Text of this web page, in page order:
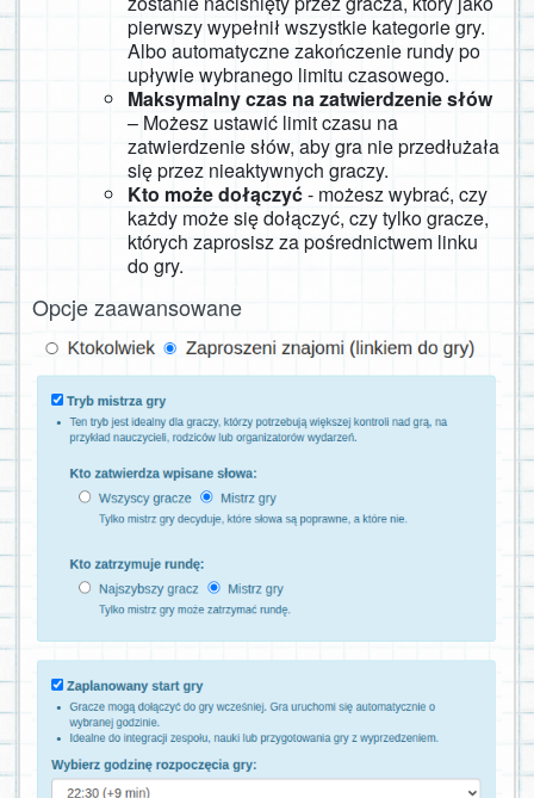
pierwszy wypełnił wszystkie kategorie gry.
Albo automatyczne zakończenie rundy po
upływie wybranego limitu czasowego.
Maksymalny czas na zatwierdzenie słów
– Możesz ustawić limit czasu na
zatwierdzenie słów, aby gra nie przedłużała
się przez nieaktywnych graczy.
Kto może dołączyć- możesz wybrać, czy
każdy może się dołączyć, czy tylko gracze,
których zaprosisz za pośrednictwem linku
do gry.
Opcje zaawansowane